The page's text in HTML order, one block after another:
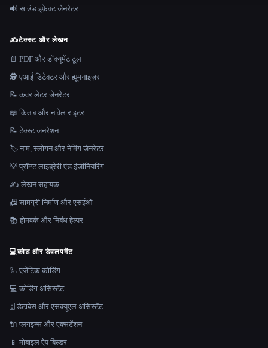
🔊 साउंड इफ़ेक्ट जेनरेटर
✍️टेक्स्ट और लेखन
📄 PDF और डॉक्यूमेंट टूल
🕵️ एआई डिटेक्टर और ह्यूमनाइज़र
📝 कवर लेटर जेनरेटर
📖 किताब और नावेल राइटर
📝 टेक्स्ट जनरेशन
🏷️ नाम, स्लोगन और नेमिंग जेनरेटर
💡 प्रॉम्प्ट लाइब्रेरी एंड इंजीनियरिंग
✍️ लेखन सहायक
📠 सामग्री निर्माण और एसईओ
📚 होमवर्क और निबंध हेल्पर
💻कोड और डेवलपमेंट
🦾 एजेंटिक कोडिंग
💻 कोडिंग असिस्टेंट
🗄️ डेटाबेस और एसक्यूएल असिस्टेंट
🔌 प्लगइन्स और एक्सटेंशन
📱 मोबाइल ऐप बिल्डर